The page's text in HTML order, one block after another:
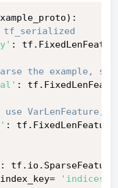
):
tf_serialized
:
the example,
:
use VarLenFeature,
:
:
'indices'